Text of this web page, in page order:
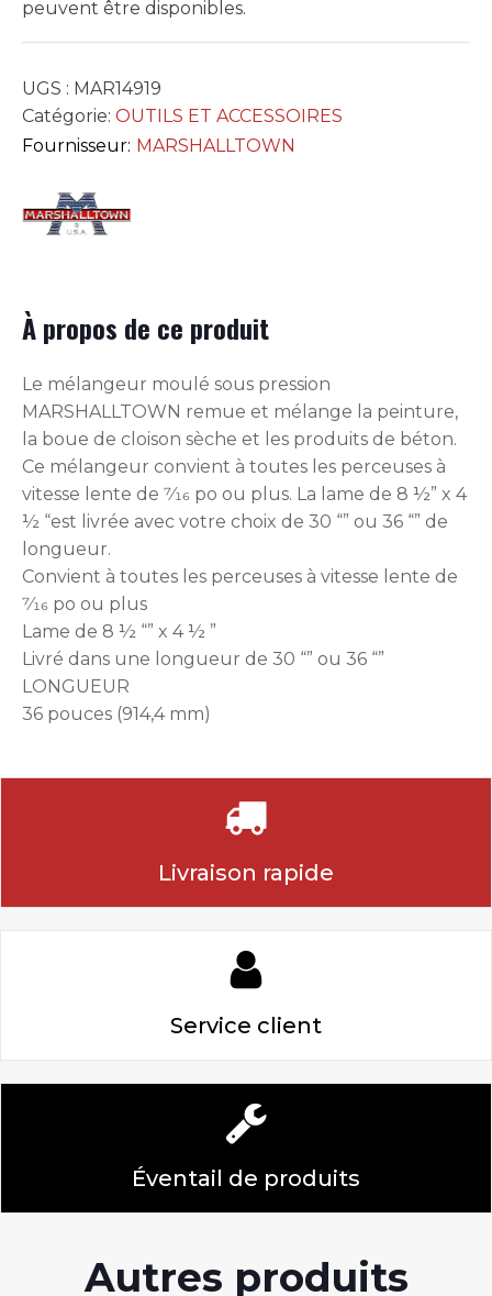
peuvent être disponibles.
UGS : MAR14919
Catégorie: OUTILS ET ACCESSOIRES
Fournisseur: MARSHALLTOWN
À propos de ce produit
Le mélangeur moulé sous pression
MARSHALLTOWN remue et mélange la peinture,
la boue de cloison sèche et les produits de béton.
Ce mélangeur convient à toutes les perceuses à
vitesse lente de 7⁄16 po ou plus. La lame de 8 ½” x 4
½ “est livrée avec votre choix de 30 “” ou 36 “” de
longueur.
Convient à toutes les perceuses à vitesse lente de
7⁄16 po ou plus
Lame de 8 ½ “” x 4 ½ ”
Livré dans une longueur de 30 “” ou 36 “”
LONGUEUR
36 pouces (914,4 mm)
Livraison rapide
Service client
Éventail de produits
Autres produits